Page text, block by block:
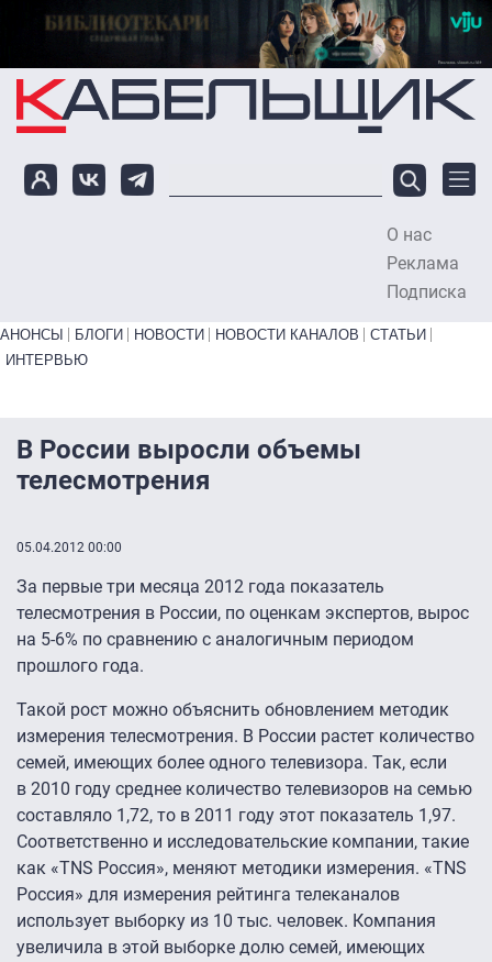
Перейти к основному содержанию
О нас
Реклама
Подписка
Primary links bottom
АНОНСЫ БЛОГИ НОВОСТИ НОВОСТИ КАНАЛОВ
СТАТЬИ
ИНТЕРВЬЮ
В России выросли объемы
телесмотрения
05.04.2012 00:00
За первые три месяца 2012 года показатель
телесмотрения в России, по оценкам экспертов, вырос
на 5-6% по сравнению с аналогичным периодом
прошлого года.
Такой рост можно объяснить обновлением методик
измерения телесмотрения. В России растет количество
семей, имеющих более одного телевизора. Так, если
в 2010 году среднее количество телевизоров на семью
составляло 1,72, то в 2011 году этот показатель 1,97.
Соответственно и исследовательские компании, такие
как «TNS Россия», меняют методики измерения. «TNS
Россия» для измерения рейтинга телеканалов
использует выборку из 10 тыс. человек. Компания
увеличила в этой выборке долю семей, имеющих